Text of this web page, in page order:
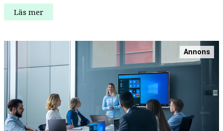
SCARPAS
Spin
skon
miljön
Läs mer
Annons